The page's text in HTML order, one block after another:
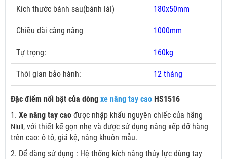
Kích thước bánh sau(bánh lái) 180x50mm
Chiều dài càng nâng 1000mm
Tự trọng: 160kg
Thời gian bảo hành: 12 tháng
Đặc điểm nổi bật của dòng xe nâng tay cao HS1516
1. Xe nâng tay cao được nhập khẩu nguyên chiếc của hãng
Niuli, với thiết kế gọn nhẹ và được sử dụng nâng xếp dỡ hàng
trên cao: ô tô, giá kệ, nâng khuôn mẫu.
2. Dể dàng sử dụng : Hệ thống kích nâng thủy lực dùng tay